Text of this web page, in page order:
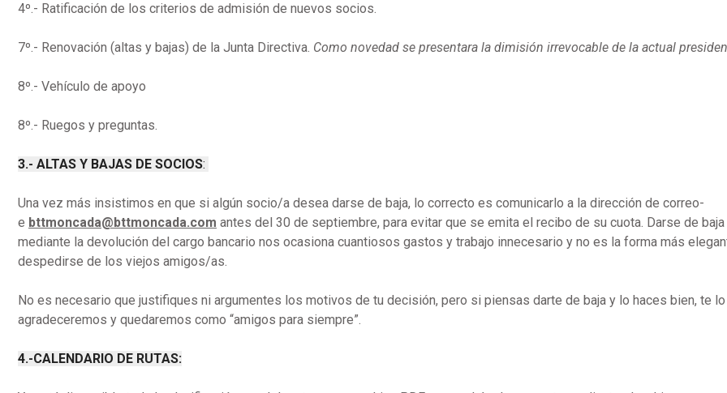
4º.- Ratificación de los criterios de admisión de nuevos socios.
7º.- Renovación (altas y bajas) de la Junta Directiva. Como novedad se presentara la dimisión irrevocable de la actual
8º.- Vehículo de apoyo
8º.- Ruegos y preguntas.
3.- ALTAS Y BAJAS DE SOCIOS:
Una vez más insistimos en que si algún socio/a desea darse de baja, lo correcto es comunicarlo a la dirección de correo-
e bttmoncada@bttmoncada.com antes del 30 de septiembre, para evitar que se emita el recibo de su cuota. Darse de baja
mediante la devolución del cargo bancario nos ocasiona cuantiosos gastos y trabajo innecesario y no es la forma más
despedirse de los viejos amigos/as.
No es necesario que justifiques ni argumentes los motivos de tu decisión, pero si piensas darte de baja y lo haces bien, te lo
agradeceremos y quedaremos como “amigos para siempre”.
4.-CALENDARIO DE RUTAS: